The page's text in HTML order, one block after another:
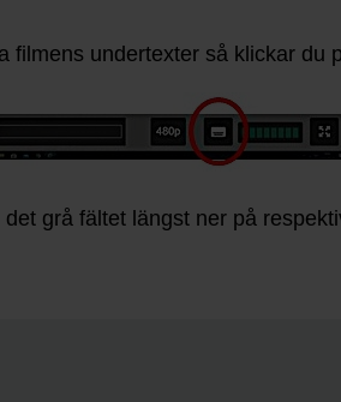
filmens undertexter så klickar du
grå fältet längst ner på